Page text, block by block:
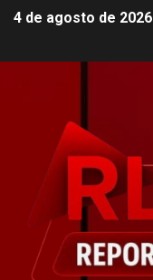
4 de agosto de 2026